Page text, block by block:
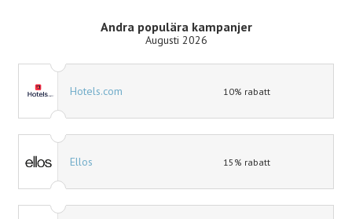
Andra populära kampanjer
Augusti 2026
Hotels.com 10% rabatt
Ellos 15% rabatt